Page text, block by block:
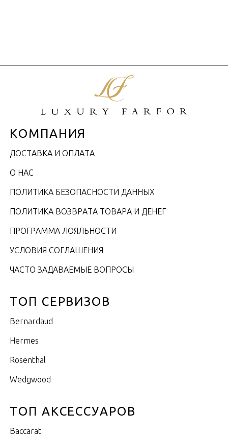
КОМПАНИЯ
ДОСТАВКА И ОПЛАТА
О НАС
ПОЛИТИКА БЕЗОПАСНОСТИ ДАННЫХ
ПОЛИТИКА ВОЗВРАТА ТОВАРА И ДЕНЕГ
ПРОГРАММА ЛОЯЛЬНОСТИ
УСЛОВИЯ СОГЛАШЕНИЯ
ЧАСТО ЗАДАВАЕМЫЕ ВОПРОСЫ
ТОП СЕРВИЗОВ
Bernardaud
Hermes
Rosenthal
Wedgwood
ТОП АКСЕССУАРОВ
Baccarat